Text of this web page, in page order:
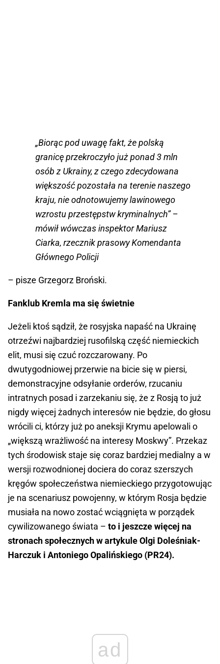
„Biorąc pod uwagę fakt, że polską
granicę przekroczyło już ponad 3 mln
osób z Ukrainy, z czego zdecydowana
większość pozostała na terenie naszego
kraju, nie odnotowujemy lawinowego
wzrostu przestępstw kryminalnych” –
mówił wówczas inspektor Mariusz
Ciarka, rzecznik prasowy Komendanta
Głównego Policji
– pisze Grzegorz Broński.
Fanklub Kremla ma się świetnie
Jeżeli ktoś sądził, że rosyjska napaść na Ukrainę
otrzeźwi najbardziej rusofilską część niemieckich
elit, musi się czuć rozczarowany. Po
dwutygodniowej przerwie na bicie się w piersi,
demonstracyjne odsyłanie orderów, rzucaniu
intratnych posad i zarzekaniu się, że z Rosją to już
nigdy więcej żadnych interesów nie będzie, do głosu
wrócili ci, którzy już po aneksji Krymu apelowali o
„większą wrażliwość na interesy Moskwy”. Przekaz
tych środowisk staje się coraz bardziej medialny a w
wersji rozwodnionej dociera do coraz szerszych
kręgów społeczeństwa niemieckiego przygotowując
je na scenariusz powojenny, w którym Rosja będzie
musiała na nowo zostać wciągnięta w porządek
cywilizowanego świata – to i jeszcze więcej na
stronach społecznych w artykule Olgi Doleśniak-
Harczuk i Antoniego Opalińskiego (PR24).
ad